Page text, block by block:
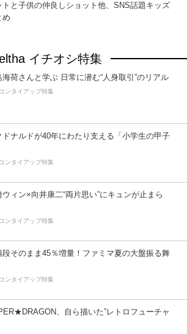
トと子供の仲良しショット他、SNS話題キッズ
め
イチオシ特集
海荷さんと学ぶ 日常に潜む“人身取引”のリアル
ンタイアップ特集
ドナルドが40年にわたり支える「小学生の甲子
ンタイアップ特集
ウィン×向井康二“両片思い”にキュンが止まら
ンタイアップ特集
段そのまま45％増量！ファミマ夏の大盤振る舞
ンタイアップ特集
、自ら描いた”レトロフューチャ